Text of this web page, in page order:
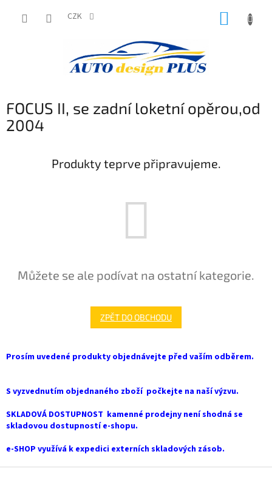
CZK
FOCUS II, se zadní loketní opěrou,od
2004
Produkty teprve připravujeme.
Můžete se ale podívat na ostatní kategorie.
ZPĚT DO OBCHODU
Prosím uvedené produkty objednávejte před vaším odběrem.
S vyzvednutím objednaného zboží počkejte na naší výzvu.
SKLADOVÁ DOSTUPNOST kamenné prodejny není shodná se
skladovou dostupností e-shopu.
e-SHOP využívá k expedici externích skladových zásob.